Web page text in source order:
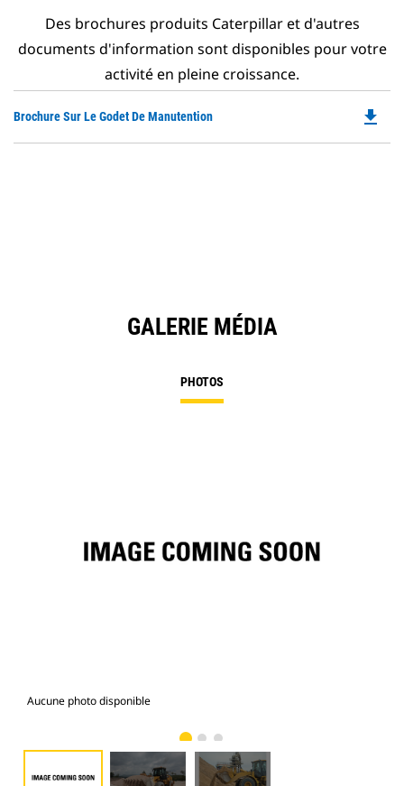
Des brochures produits Caterpillar et d'autres
documents d'information sont disponibles pour votre
activité en pleine croissance.
Brochure Sur Le Godet De Manutention file_download
GALERIE MÉDIA
PHOTOS
Aucune photo disponible